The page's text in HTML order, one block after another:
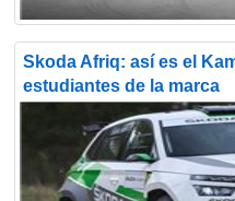
Skoda Afriq: así es el
estudiantes de la marca